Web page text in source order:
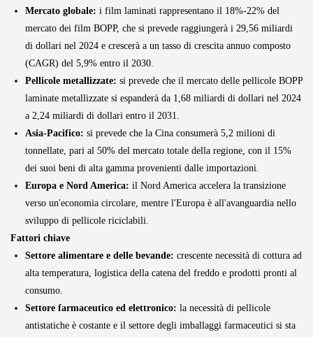
Mercato globale: i film laminati rappresentano il 18%-22% del
mercato dei film BOPP, che si prevede raggiungerà i 29,56 miliardi
di dollari nel 2024 e crescerà a un tasso di crescita annuo composto
(CAGR) del 5,9% entro il 2030.
Pellicole metallizzate: si prevede che il mercato delle pellicole BOPP
laminate metallizzate si espanderà da 1,68 miliardi di dollari nel 2024
a 2,24 miliardi di dollari entro il 2031.
Asia-Pacifico: si prevede che la Cina consumerà 5,2 milioni di
tonnellate, pari al 50% del mercato totale della regione, con il 15%
dei suoi beni di alta gamma provenienti dalle importazioni.
Europa e Nord America: il Nord America accelera la transizione
verso un'economia circolare, mentre l'Europa è all'avanguardia nello
sviluppo di pellicole riciclabili.
Fattori chiave
Settore alimentare e delle bevande: crescente necessità di cottura ad
alta temperatura, logistica della catena del freddo e prodotti pronti al
consumo.
Settore farmaceutico ed elettronico: la necessità di pellicole
antistatiche è costante e il settore degli imballaggi farmaceutici si sta